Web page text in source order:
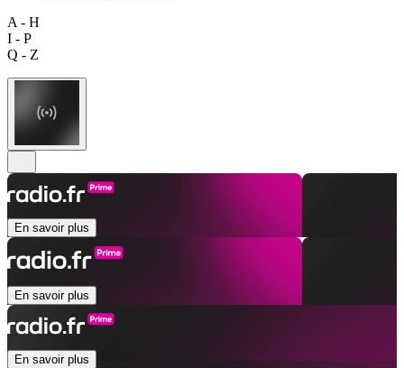
A - H
I - P
Q - Z
En savoir plus
En savoir plus
En savoir plus